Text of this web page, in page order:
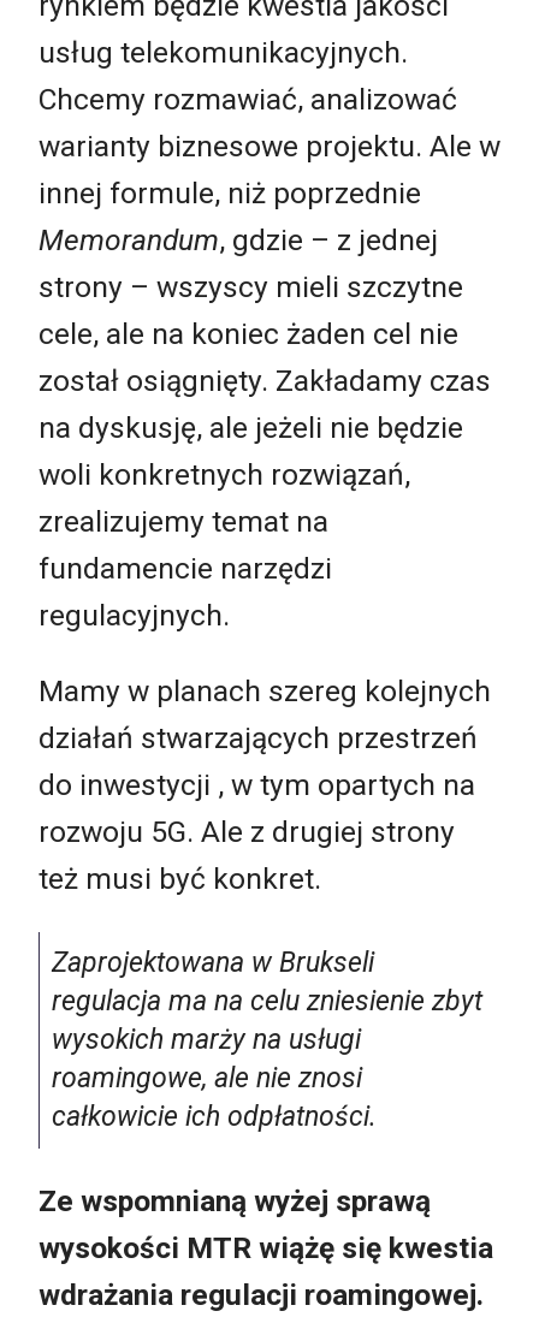
usług telekomunikacyjnych.
Chcemy rozmawiać, analizować
warianty biznesowe projektu. Ale w
innej formule, niż poprzednie
Memorandum, gdzie – z jednej
strony – wszyscy mieli szczytne
cele, ale na koniec żaden cel nie
został osiągnięty. Zakładamy czas
na dyskusję, ale jeżeli nie będzie
woli konkretnych rozwiązań,
zrealizujemy temat na
fundamencie narzędzi
regulacyjnych.
Mamy w planach szereg kolejnych
działań stwarzających przestrzeń
do inwestycji , w tym opartych na
rozwoju 5G. Ale z drugiej strony
też musi być konkret.
Zaprojektowana w Brukseli
regulacja ma na celu zniesienie zbyt
wysokich marży na usługi
roamingowe, ale nie znosi
całkowicie ich odpłatności.
Ze wspomnianą wyżej sprawą
wysokości MTR wiążę się kwestia
wdrażania regulacji roamingowej.